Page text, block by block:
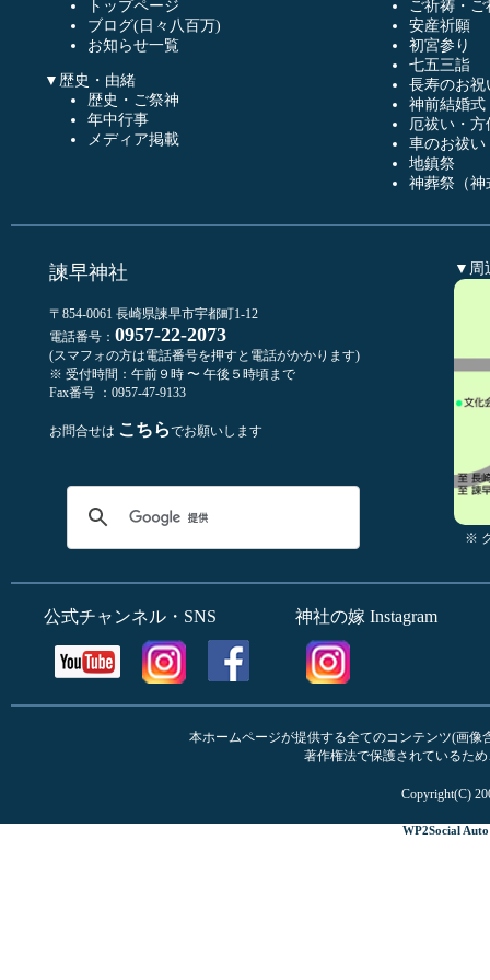
トップページ
ブログ(日々八百万)
お知らせ一覧
▼歴史・由緒
歴史・ご祭神
年中行事
メディア掲載
ご祈祷・
安産祈願
初宮参り
七五三詣
長寿のお祝
神前結婚式
厄祓い・方
車のお祓い
地鎮祭
神葬祭（神
諫早神社
〒854-0061 長崎県諫早市宇都町1-12
電話番号： 0957-22-2073
(スマフォの方は電話番号を押すと電話がかかります)
※ 受付時間：午前９時 〜 午後５時頃まで
Fax番号 ：0957-47-9133
お問合せは こちらでお願いします
▼周
※
公式チャンネル・SNS 神社の嫁 Instagram
本ホームページが提供する全てのコンテンツ(画
著作権法で保護されているた
Copyright(C)
WP2Social